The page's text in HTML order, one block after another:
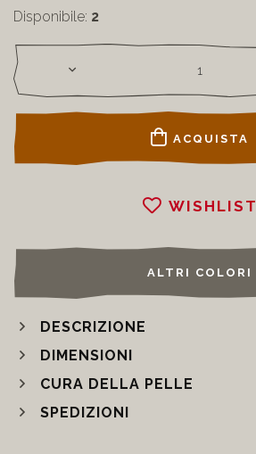
Disponibile: 2
ACQUISTA
WISHLIST
ALTRI COLORI
DESCRIZIONE
DIMENSIONI
CURA DELLA PELLE
SPEDIZIONI